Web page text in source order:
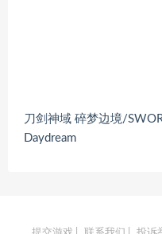
刀剑神域 碎梦边境/
Daydream